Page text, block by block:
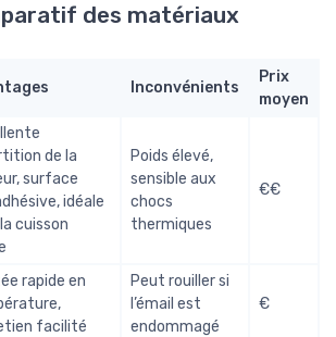
des matériaux
Inconvénients
Prix
moyen
de la
surface
idéale
cuisson
Poids élevé,
sensible aux
chocs
thermiques
€€
rapide en
facilité
Peut rouiller si
l’émail est
endommagé
€